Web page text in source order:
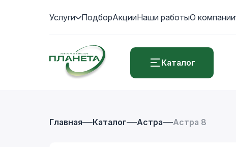
Услуги ПодборАкцииНаши работыО компании
Каталог
Главная Каталог Астра Астра 8